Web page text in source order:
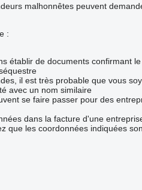
malhonnêtes peuvent
:
établir de documents confirmant
il est très probable que vous
avec un nom similaire
se faire passer pour des
dans la facture d'une
que les coordonnées indiquées